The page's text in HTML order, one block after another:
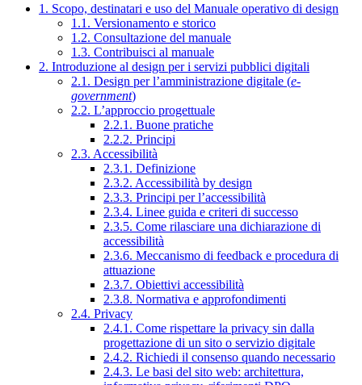
1. Scopo, destinatari e uso del Manuale operativo di design
1.1. Versionamento e storico
1.2. Consultazione del manuale
1.3. Contribuisci al manuale
2. Introduzione al design per i servizi pubblici digitali
2.1. Design per l’amministrazione digitale (e-
government)
2.2. L’approccio progettuale
2.2.1. Buone pratiche
2.2.2. Principi
2.3. Accessibilità
2.3.1. Definizione
2.3.2. Accessibilità by design
2.3.3. Principi per l’accessibilità
2.3.4. Linee guida e criteri di successo
2.3.5. Come rilasciare una dichiarazione di
accessibilità
2.3.6. Meccanismo di feedback e procedura di
attuazione
2.3.7. Obiettivi accessibilità
2.3.8. Normativa e approfondimenti
2.4. Privacy
2.4.1. Come rispettare la privacy sin dalla
progettazione di un sito o servizio digitale
2.4.2. Richiedi il consenso quando necessario
2.4.3. Le basi del sito web: architettura,